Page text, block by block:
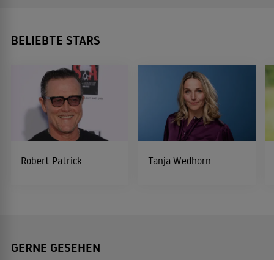
BELIEBTE STARS
Robert Patrick Tanja Wedhorn
GERNE GESEHEN